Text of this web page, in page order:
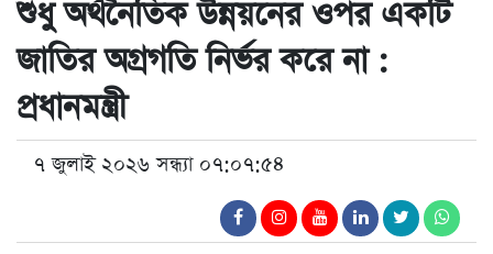
শুধু অর্থনৈতিক উন্নয়নের ওপর একটি
জাতির অগ্রগতি নির্ভর করে না :
প্রধানমন্ত্রী
৭ জুলাই ২০২৬ সন্ধ্যা ০৭:০৭:৫৪